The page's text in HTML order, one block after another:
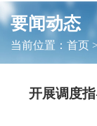
要闻动态
当前位置： 首页
开展调度